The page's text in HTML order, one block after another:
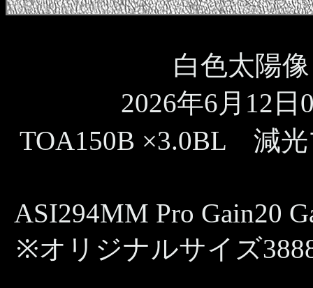
白色太陽
2026年6月12
TOA150B ×3.0BL 減光
ASI294MM Pro Gain20
※オリジナルサイズ